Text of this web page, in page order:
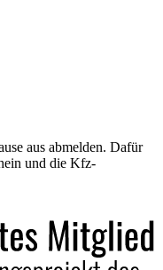
aus abmelden. Dafür
und die Kfz-